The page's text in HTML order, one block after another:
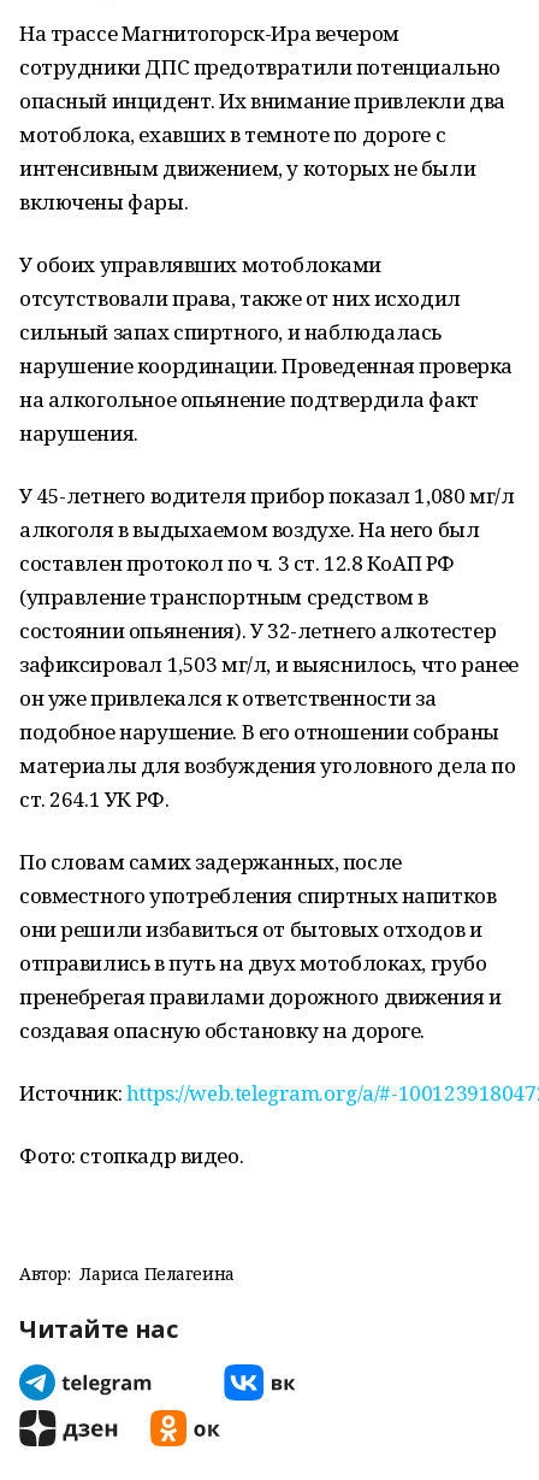
На трассе Магнитогорск-Ира вечером
сотрудники ДПС предотвратили потенциально
опасный инцидент. Их внимание привлекли два
мотоблока, ехавших в темноте по дороге с
интенсивным движением, у которых не были
включены фары.
У обоих управлявших мотоблоками
отсутствовали права, также от них исходил
сильный запах спиртного, и наблюдалась
нарушение координации. Проведенная проверка
на алкогольное опьянение подтвердила факт
нарушения.
У 45-летнего водителя прибор показал 1,080 мг/л
алкоголя в выдыхаемом воздухе. На него был
составлен протокол по ч. 3 ст. 12.8 КоАП РФ
(управление транспортным средством в
состоянии опьянения). У 32-летнего алкотестер
зафиксировал 1,503 мг/л, и выяснилось, что ранее
он уже привлекался к ответственности за
подобное нарушение. В его отношении собраны
материалы для возбуждения уголовного дела по
ст. 264.1 УК РФ.
По словам самих задержанных, после
совместного употребления спиртных напитков
они решили избавиться от бытовых отходов и
отправились в путь на двух мотоблоках, грубо
пренебрегая правилами дорожного движения и
создавая опасную обстановку на дороге.
Источник:https://web.telegram.org/a/#-
Фото: стопкадр видео.
Автор: Лариса Пелагеина
Читайте нас